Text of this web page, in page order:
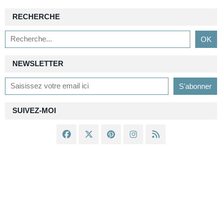
NEWSLETTER
SUIVEZ-MOI
RECHERCHE